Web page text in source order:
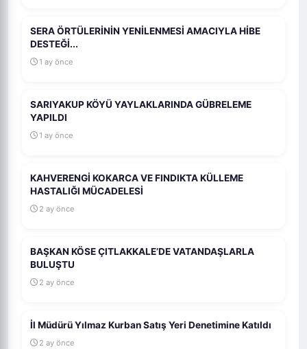
SERA ÖRTÜLERİNİN YENİLENMESİ AMACIYLA HİBE
DESTEĞİ...
1 ay önce
SARIYAKUP KÖYÜ YAYLAKLARINDA GÜBRELEME
YAPILDI
1 ay önce
KAHVERENGİ KOKARCA VE FINDIKTA KÜLLEME
HASTALIĞI MÜCADELESİ
2 ay önce
BAŞKAN KÖSE ÇITLAKKALE’DE VATANDAŞLARLA
BULUŞTU
2 ay önce
İl Müdürü Yılmaz Kurban Satış Yeri Denetimine Katıldı
2 ay önce